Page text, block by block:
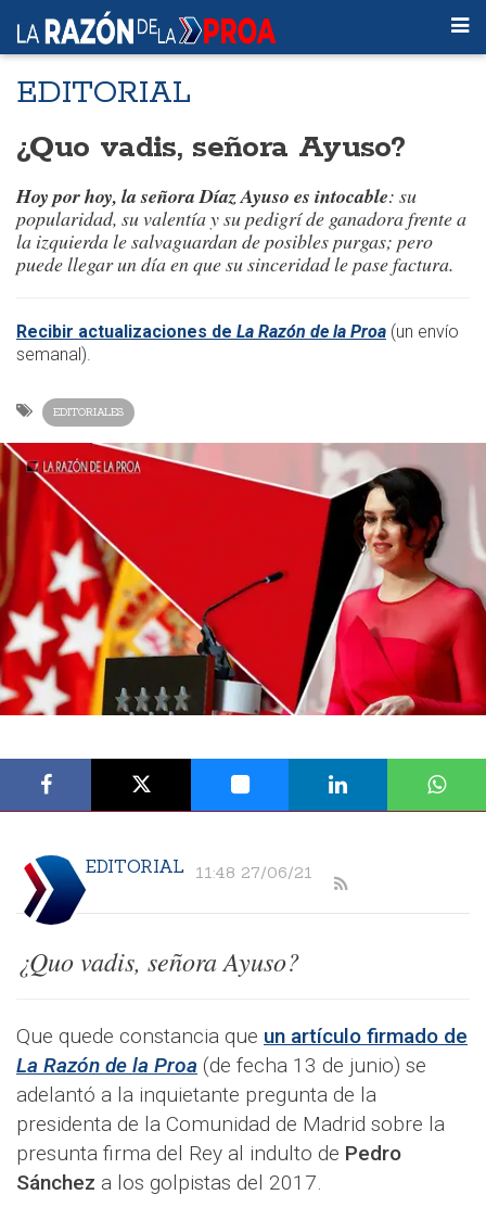
EDITORIAL
¿Quo vadis, señora Ayuso?
Hoy por hoy, la señora Díaz Ayuso es intocable: su
popularidad, su valentía y su pedigrí de ganadora frente a
la izquierda le salvaguardan de posiblespurgas; pero
puede llegar un día en que su sinceridad le pase factura.
Recibir actualizaciones de La Razón de la Proa (un envío
semanal).
EDITORIALES
EDITORIAL 11:48 27/06/21
¿Quo vadis, señora Ayuso?
Que quede constancia que un artículo firmado de
La Razón de la Proa (de fecha 13 de junio) se
adelantó a la inquietante pregunta de la
presidenta de la Comunidad de Madrid sobre la
presunta firma del Rey al indulto de Pedro
Sánchez a los golpistas del 2017.